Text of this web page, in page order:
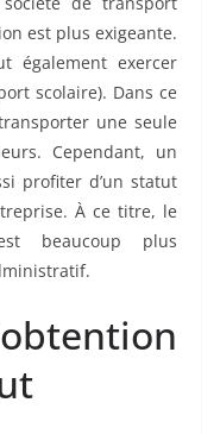
est plus exigeante.
également exercer
scolaire). Dans ce
une seule
Cependant, un
profiter d’un statut
À ce titre, le
beaucoup plus